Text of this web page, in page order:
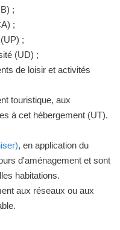
;
;
;
(UD) ;
de loisir et activités
touristique, aux
à cet hébergement (UT).
, en application du
d'aménagement et sont
habitations.
aux réseaux ou aux